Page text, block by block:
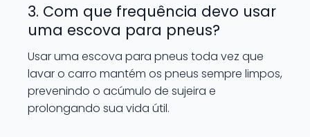
3. Com que frequência devo usar
uma escova para pneus?
Usar uma escova para pneus toda vez que
lavar o carro mantém os pneus sempre limpos,
prevenindo o acúmulo de sujeira e
prolongando sua vida útil.